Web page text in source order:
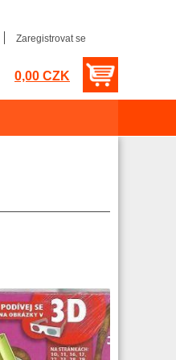
Zaregistrovat se
0,00 CZK